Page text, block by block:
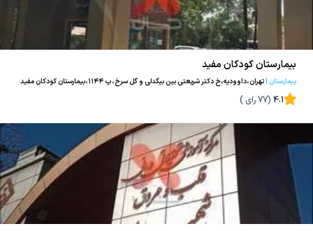
بیمارستان کودکان مفید
بیمارستان |تهران،داوودیه،خ دکتر شریعتی بین بیگدلی و گل سرخ،پ ۱۱۴۴،بیمارستان کودکان مفید
4.1
(
77رای )